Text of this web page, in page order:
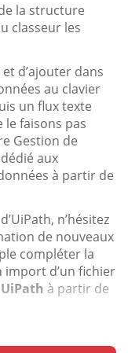
la structure
classeur les
d’ajouter dans
au clavier
un flux texte
le faisons pas
Gestion de
aux
à partir de
n’hésitez
de nouveaux
compléter la
d’un fichier
UiPath à partir de